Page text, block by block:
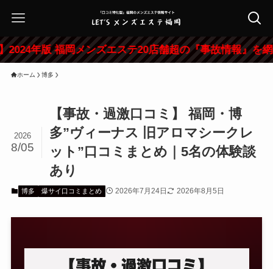
福岡メンズエステ20店舗超の『事故情報』を網羅し
ホーム 博多
【事故・過激口コミ】 福岡・博
多”ヴィーナス 旧アロマシークレ
ット”口コミまとめ｜5名の体験談
あり
2026
8/05
博多 爆サイ口コミまとめ 2026年7月24日 2026年8月5日